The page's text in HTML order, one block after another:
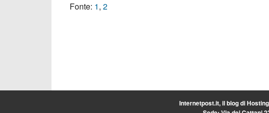
Fonte: 1, 2
Internetpost.it, il blog di